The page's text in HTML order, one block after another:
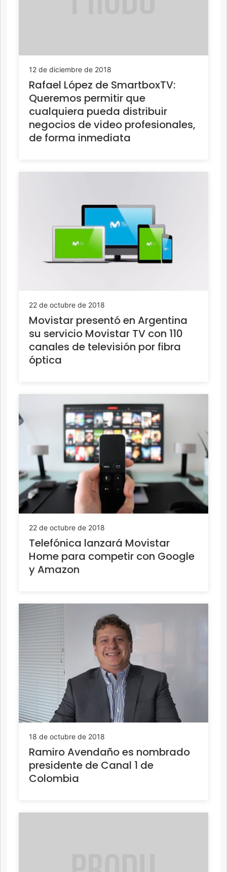
12 de diciembre de 2018
Rafael López de SmartboxTV:
Queremos permitir que
cualquiera pueda distribuir
negocios de video profesionales,
de forma inmediata
22 de octubre de 2018
Movistar presentó en Argentina
su servicio Movistar TV con 110
canales de televisión por fibra
óptica
22 de octubre de 2018
Telefónica lanzará Movistar
Home para competir con Google
y Amazon
18 de octubre de 2018
Ramiro Avendaño es nombrado
presidente de Canal 1 de
Colombia